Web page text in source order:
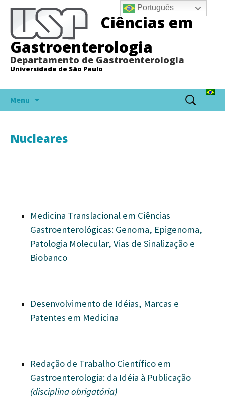
Ciências em
Gastroenterologia
Departamento de Gastroenterologia
Universidade de São Paulo
Menu
Pesquisar
por:
Nucleares
Medicina Translacional em Ciências
Gastroenterológicas: Genoma, Epigenoma,
Patologia Molecular, Vias de Sinalização e
Biobanco
Desenvolvimento de Idéias, Marcas e
Patentes em Medicina
Redação de Trabalho Científico em
Gastroenterologia: da Idéia à Publicação
(disciplina obrigatória)
Português